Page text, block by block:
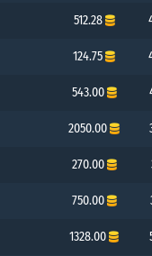
512.28
124.75
543.00
2050.00
270.00
750.00
1328.00